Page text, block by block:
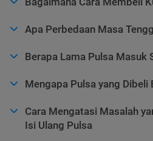
Apa Perbedaan Masa
Berapa Lama Pulsa Masuk
Mengapa Pulsa yang Dibeli
Cara Mengatasi Masalah
Isi Ulang Pulsa